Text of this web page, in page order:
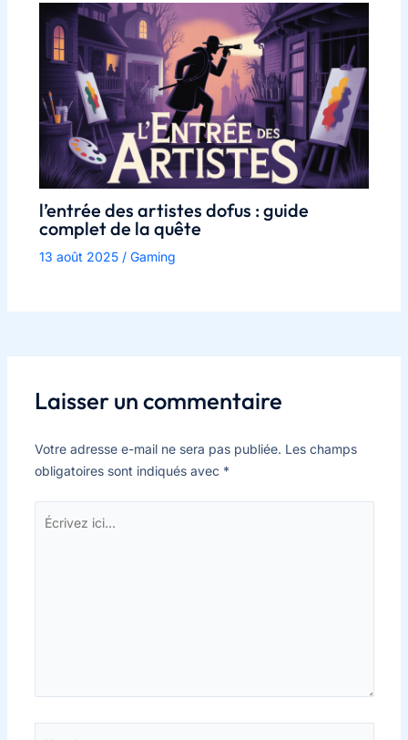
l’entrée des artistes dofus : guide
complet de la quête
13 août 2025 / Gaming
Laisser un commentaire
Votre adresse e-mail ne sera pas publiée. Les champs
obligatoires sont indiqués avec *
ici…